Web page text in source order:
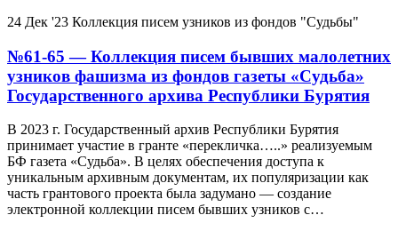
24 Дек '23 Коллекция писем узников из фондов "Судьбы"
№61-65 — Коллекция писем бывших малолетних
узников фашизма из фондов газеты «Судьба»
Государственного архива Республики Бурятия
В 2023 г. Государственный архив Республики Бурятия
принимает участие в гранте «перекличка…..» реализуемым
БФ газета «Судьба». В целях обеспечения доступа к
уникальным архивным документам, их популяризации как
часть грантового проекта была задумано — создание
электронной коллекции писем бывших узников с…